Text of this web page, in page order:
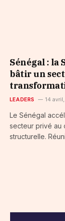
Sénégal : la
bâtir un
LEADERS 14
Le Sénégal
secteur privé au
structurelle.